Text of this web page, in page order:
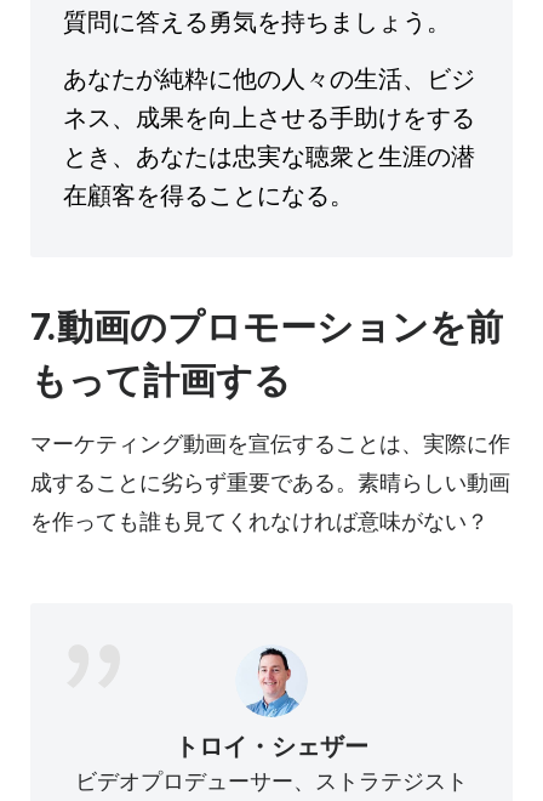
質問に答える勇気を持ちましょう。
あなたが純粋に他の人々の生活、ビジ
ネス、成果を向上させる手助けをする
とき、あなたは忠実な聴衆と生涯の潜
在顧客を得ることになる。
7.動画のプロモーションを前
もって計画する
マーケティング動画を宣伝することは、実際に作
成することに劣らず重要である。素晴らしい動画
を作っても誰も見てくれなければ意味がない？
トロイ・シェザー
ビデオプロデューサー、ストラテジスト